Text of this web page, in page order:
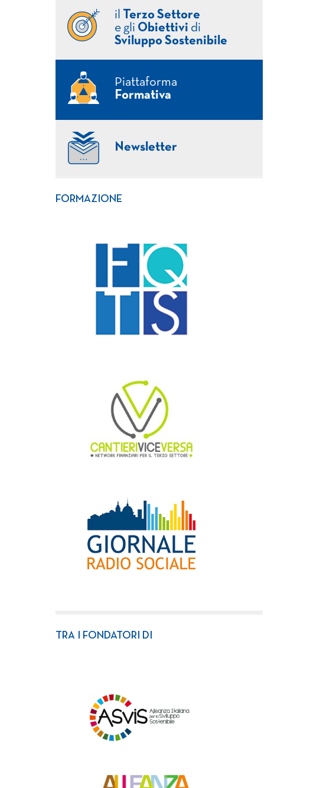
il
Terzo Settore
e gli Obiettivi di
Sviluppo Sostenibile
Piattaforma
Formativa
Newsletter
FORMAZIONE
TRA I FONDATORI DI